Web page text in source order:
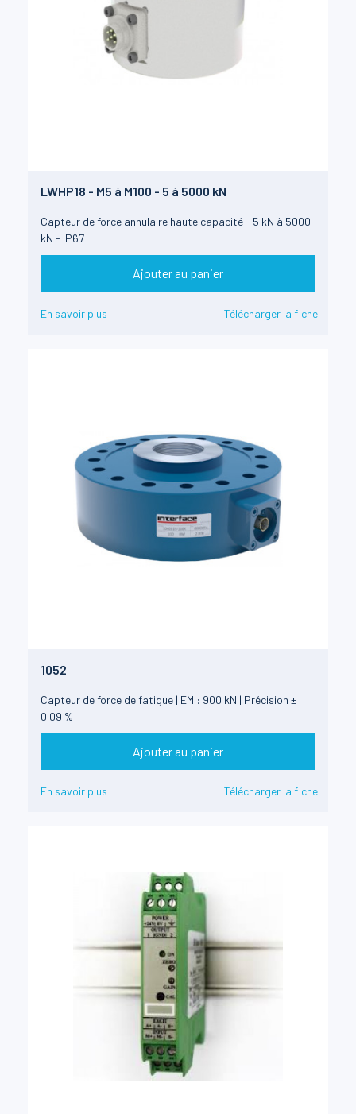
LWHP18 - M5 à M100 - 5 à 5000 kN
Capteur de force annulaire haute capacité - 5 kN à 5000
kN - IP67
Ajouter au panier
En savoir plus Télécharger la fiche
1052
Capteur de force de fatigue | EM : 900 kN | Précision ±
0.09 %
Ajouter au panier
En savoir plus Télécharger la fiche